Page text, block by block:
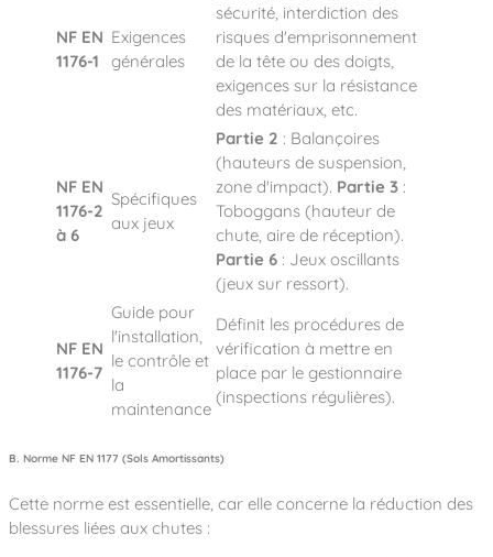
NF EN
1176-1
Exigences
générales
sécurité, interdiction des
risques d'emprisonnement
de la tête ou des doigts,
exigences sur la résistance
des matériaux, etc.
NF EN
1176-2
à 6
Spécifiques
aux jeux
Partie 2 : Balançoires
(hauteurs de suspension,
zone d'impact). Partie 3 :
Toboggans (hauteur de
chute, aire de réception).
Partie 6 : Jeux oscillants
(jeux sur ressort).
NF EN
1176-7
Guide pour
l'installation,
le contrôle et
la
maintenance
Définit les procédures de
vérification à mettre en
place par le gestionnaire
(inspections régulières).
B. Norme NF EN 1177 (Sols Amortissants)
Cette norme est essentielle, car elle concerne la réduction des
blessures liées aux chutes :